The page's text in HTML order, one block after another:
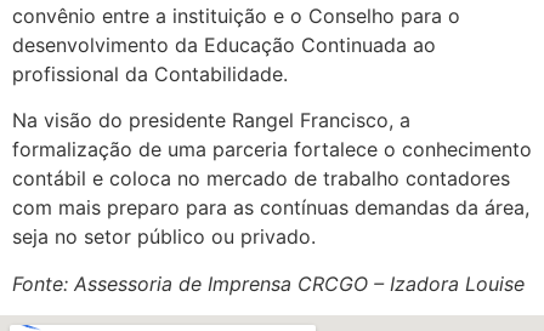
convênio entre a instituição e o Conselho para o
desenvolvimento da Educação Continuada ao
profissional da Contabilidade.
Na visão do presidente Rangel Francisco, a
formalização de uma parceria fortalece o conhecimento
contábil e coloca no mercado de trabalho contadores
com mais preparo para as contínuas demandas da área,
seja no setor público ou privado.
Fonte: Assessoria de Imprensa CRCGO – Izadora Louise